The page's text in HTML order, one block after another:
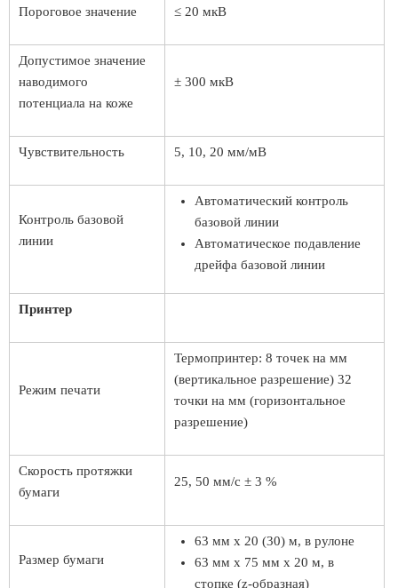
Пороговое значение ≤ 20 мкВ
Допустимое значение
наводимого
потенциала на коже
± 300 мкВ
Чувствительность 5, 10, 20 мм/мВ
Контроль базовой
линии
Автоматический контроль
базовой линии
Автоматическое подавление
дрейфа базовой линии
Принтер
Режим печати
Термопринтер: 8 точек на мм
(вертикальное разрешение) 32
точки на мм (горизонтальное
разрешение)
Скорость протяжки
бумаги
25, 50 мм/с ± 3 %
Размер бумаги
63 мм х 20 (30) м, в рулоне
63 мм х 75 мм х 20 м, в
стопке (z-образная)